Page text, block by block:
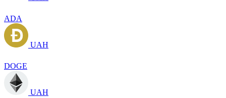
ADA
UAH
DOGE
UAH